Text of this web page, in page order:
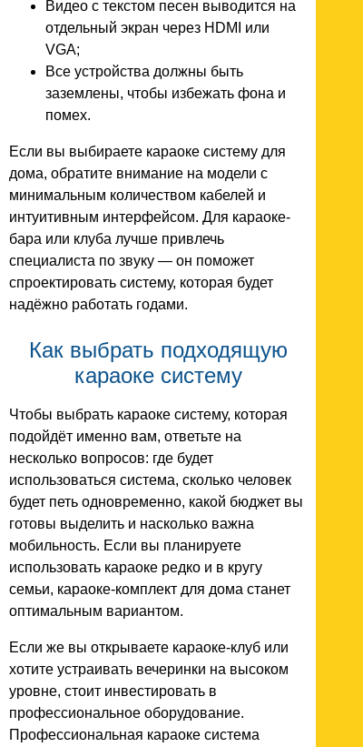
Видео с текстом песен выводится на
отдельный экран через HDMI или
VGA;
Все устройства должны быть
заземлены, чтобы избежать фона и
помех.
Если вы выбираете караоке систему для
дома, обратите внимание на модели с
минимальным количеством кабелей и
интуитивным интерфейсом. Для караоке-
бара или клуба лучше привлечь
специалиста по звуку — он поможет
спроектировать систему, которая будет
надёжно работать годами.
Как выбрать подходящую
караоке систему
Чтобы выбрать караоке систему, которая
подойдёт именно вам, ответьте на
несколько вопросов: где будет
использоваться система, сколько человек
будет петь одновременно, какой бюджет вы
готовы выделить и насколько важна
мобильность. Если вы планируете
использовать караоке редко и в кругу
семьи, караоке-комплект для дома станет
оптимальным вариантом.
Если же вы открываете караоке-клуб или
хотите устраивать вечеринки на высоком
уровне, стоит инвестировать в
профессиональное оборудование.
Профессиональная караоке система